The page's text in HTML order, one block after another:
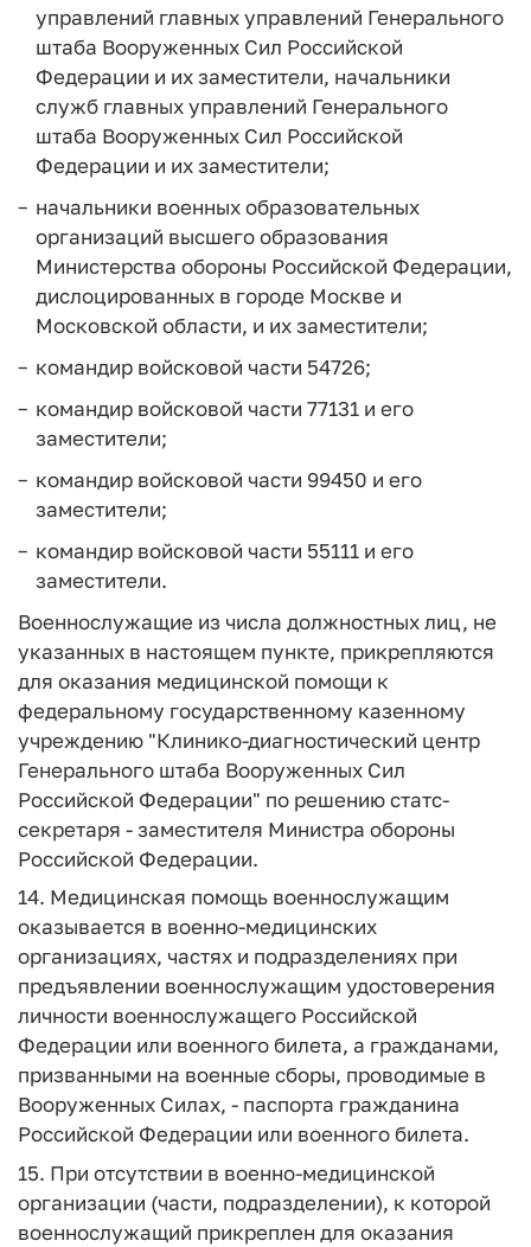
управлений главных управлений Генерального
штаба Вооруженных Сил Российской
Федерации и их заместители, начальники
служб главных управлений Генерального
штаба Вооруженных Сил Российской
Федерации и их заместители;
начальники военных образовательных
организаций высшего образования
Министерства обороны Российской Федерации,
дислоцированных в городе Москве и
Московской области, и их заместители;
командир войсковой части 54726;
командир войсковой части 77131 и его
заместители;
командир войсковой части 99450 и его
заместители;
командир войсковой части 55111 и его
заместители.
Военнослужащие из числа должностных лиц, не
указанных в настоящем пункте, прикрепляются
для оказания медицинской помощи к
федеральному государственному казенному
учреждению "Клинико-диагностический центр
Генерального штаба Вооруженных Сил
Российской Федерации" по решению статс-
секретаря - заместителя Министра обороны
Российской Федерации.
14. Медицинская помощь военнослужащим
оказывается в военно-медицинских
организациях, частях и подразделениях при
предъявлении военнослужащим удостоверения
личности военнослужащего Российской
Федерации или военного билета, а гражданами,
призванными на военные сборы, проводимые в
Вооруженных Силах, - паспорта гражданина
Российской Федерации или военного билета.
15. При отсутствии в военно-медицинской
организации (части, подразделении), к которой
военнослужащий прикреплен для оказания